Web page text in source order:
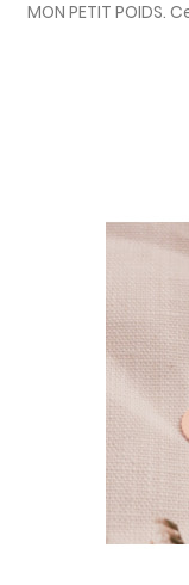
MON PETIT